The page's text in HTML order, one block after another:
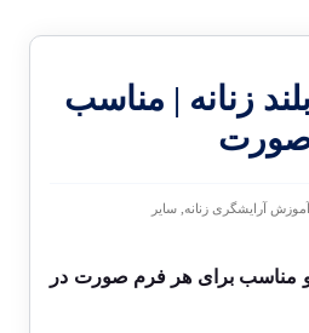
زنانه | مناسب
صورت
آموزش آرایشگری زنانه,سایر
و مناسب برای هر فرم صورت در